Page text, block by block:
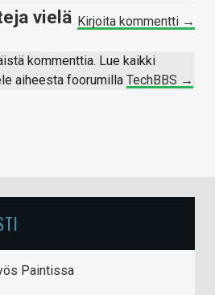
vielä Kirjoita kommentti →
kommenttia. Lue kaikki
aiheesta foorumilla TechBBS →
Paintissa